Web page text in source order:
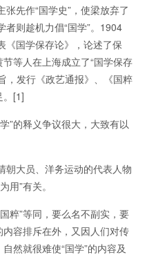
先作“国学史”，使梁放弃了
则趁机力倡“国学”。1904
《国学保存论》，论述了保
等人在上海成立了“国学保存
，发行《政艺通报》、《国粹
。[1]
”的释义争议很大，大致有以
朝大员、洋务运动的代表人物
用”有关。
国粹”等同，要么名不副实，要
容排斥在外，又因人们对传
然就很难使“国学”的内容及